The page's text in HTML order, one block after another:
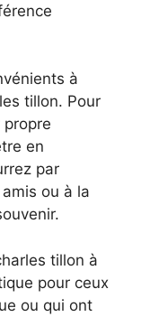
à
tillon. Pour
en
par
ou à la
tillon à
pour ceux
ou qui ont